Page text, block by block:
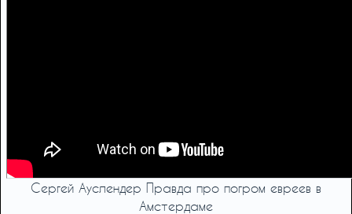
Сергей Ауслендер Правда про погром евреев в
Амстердаме